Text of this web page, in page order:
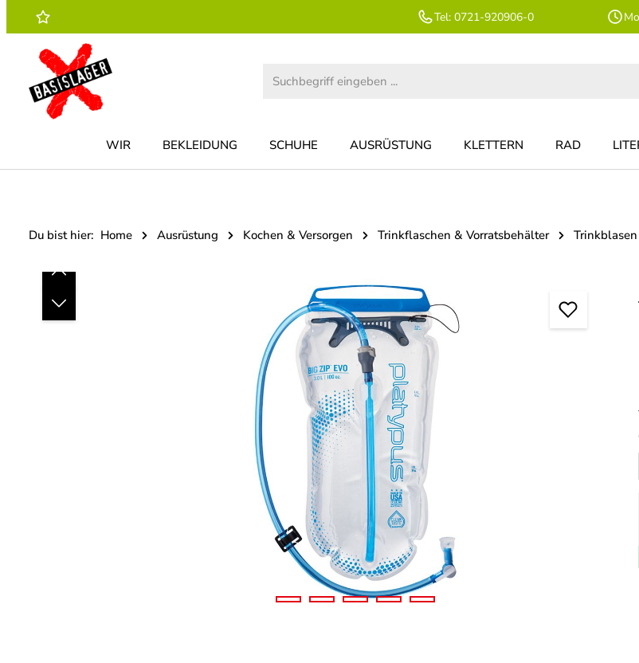
Hauptinhalt springen
Zur Suche springen
Zur Hauptnavigation springen Tel: 0721-920906-0
WIR BEKLEIDUNG SCHUHE AUSRÜSTUNG KLETTERN RAD
Du bist hier: Home Ausrüstung Kochen & Versorgen Trinkflaschen & Vorratsbehälter
Bildergalerie überspringen